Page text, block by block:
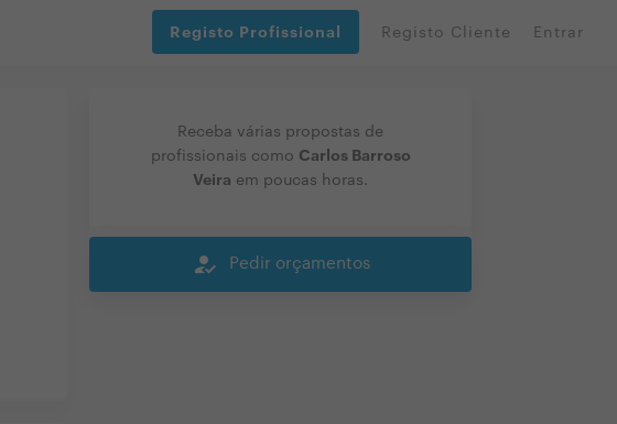
Registo Profissional Registo Cliente Entrar
Receba várias propostas de
profissionais como Carlos Barroso
Veira em poucas horas.
how_to_reg Pedir orçamentos